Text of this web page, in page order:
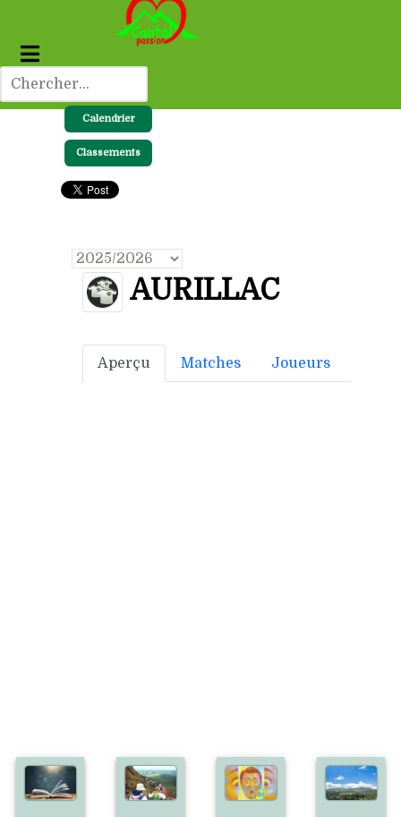
Calendrier
Classements
AURILLAC
Aperçu Matches Joueurs